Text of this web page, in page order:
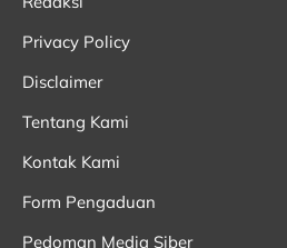
Privacy Policy
Disclaimer
Tentang Kami
Kontak Kami
Form Pengaduan
Pedoman Media Siber